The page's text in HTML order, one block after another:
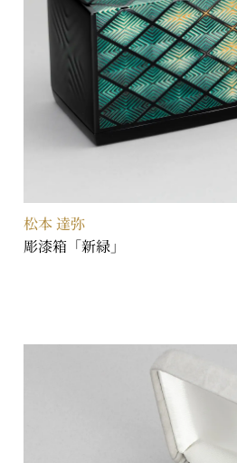
松本 達弥
彫漆箱「新緑」